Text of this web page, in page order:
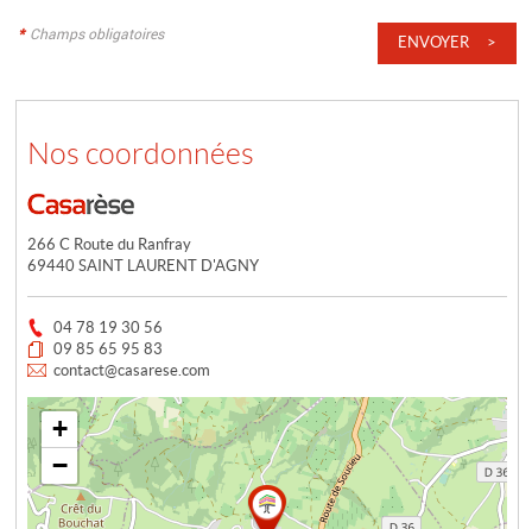
* Champs obligatoires
Nos coordonnées
266 C Route du Ranfray
69440 SAINT LAURENT D'AGNY
04 78 19 30 56
09 85 65 95 83
contact@casarese.com
+
−